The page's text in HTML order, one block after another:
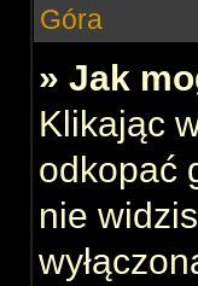
Góra
» Jak
Klikając
odkopać
nie